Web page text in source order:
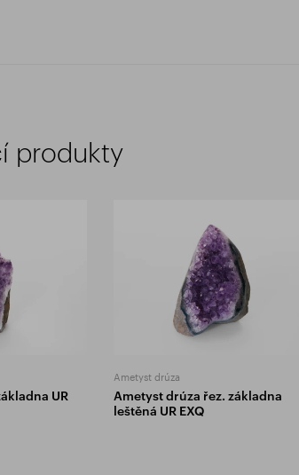
produkty
UR
Ametyst drúza
Ametyst drúza řez. základna
leštěná UR EXQ